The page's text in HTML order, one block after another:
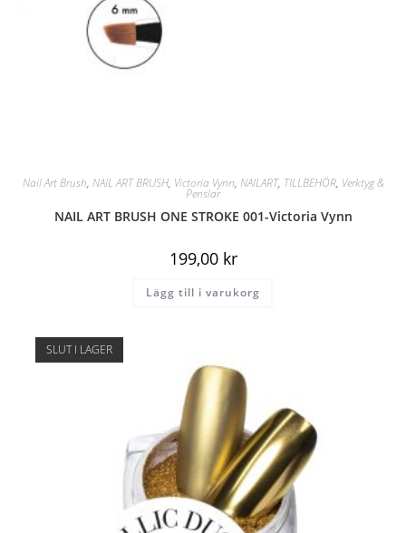
Nail Art Brush, NAIL ART BRUSH, Victoria Vynn, NAILART, TILLBEHÖR, Verktyg &
Penslar
NAIL ART BRUSH ONE STROKE 001-Victoria Vynn
199,00 kr
Lägg till i varukorg
SLUT I LAGER